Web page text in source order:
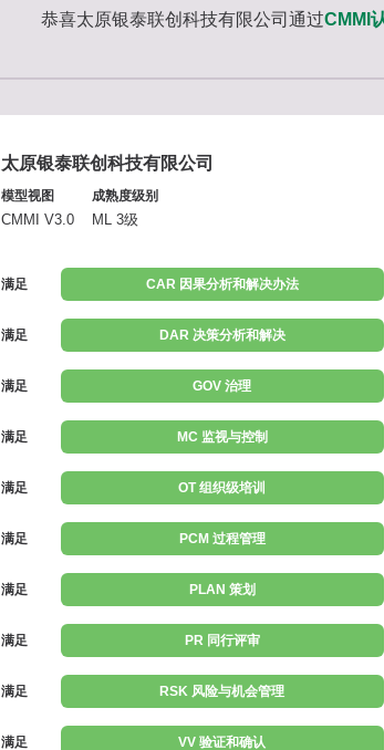
恭喜太原银泰联创科技有限公司通过CMMI
太原银泰联创科技有限公司
模型视图
CMMI V3.0
成熟度级别
ML 3级
满足 CAR 因果分析和解决办法
满足 DAR 决策分析和解决
满足 GOV 治理
满足 MC 监视与控制
满足 OT 组织级培训
满足 PCM 过程管理
满足 PLAN 策划
满足 PR 同行评审
满足 RSK 风险与机会管理
满足 VV 验证和确认